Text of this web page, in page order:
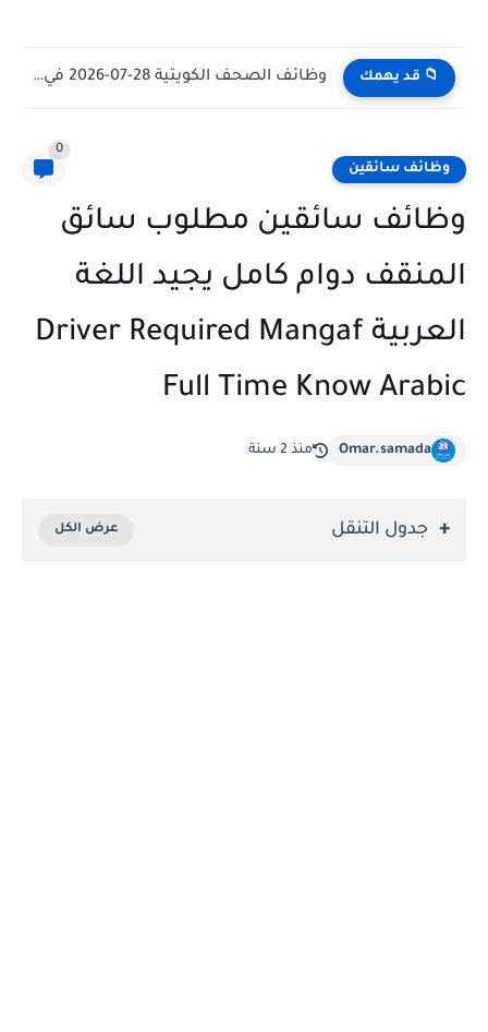
📁 قد يهمك وظائف الكويت اليوم بتاريخ 28-07-2026 للأجانب والمواطنين في مختلف التخصصات
وظائف سائقين
0
وظائف سائقين مطلوب سائق
المنقف دوام كامل يجيد اللغة
العربية Driver Required Mangaf
Full Time Know Arabic
Omar.samada منذ 2 سنة
جدول التنقل